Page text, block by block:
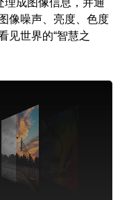
像噪声、亮度、色度
见世界的“智慧之